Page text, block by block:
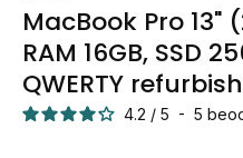
MacBook Pro 13"
RAM 16GB, SSD
QWERTY
4.2 / 5 - 5